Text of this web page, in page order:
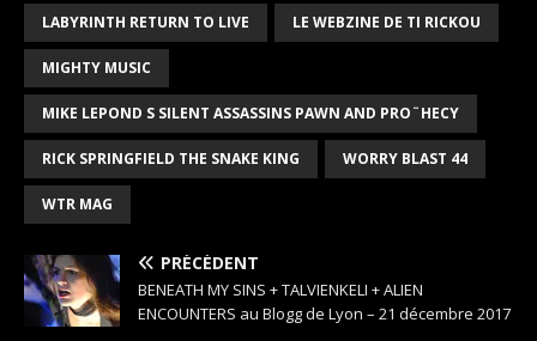
LABYRINTH RETURN TO LIVE LE WEBZINE DE TI RICKOU
MIGHTY MUSIC
MIKE LEPOND S SILENT ASSASSINS PAWN AND PRO¨HECY
RICK SPRINGFIELD THE SNAKE KING WORRY BLAST 44
WTR MAG
PRÉCÉDENT
BENEATH MY SINS + TALVIENKELI + ALIEN
ENCOUNTERS au Blogg de Lyon – 21 décembre 2017